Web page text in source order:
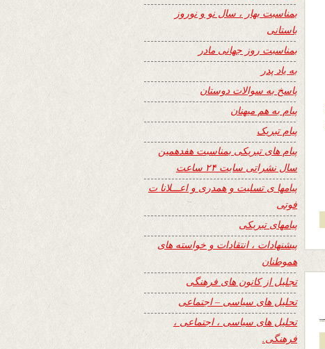
بمناسبت بهار ، سال نو و نوروز
باستانی
بمناسبت روز جهانی مادر
به یاد پدر
پاسخ به سوالات دوستان
پیام به هم میهنان
پیام تبریک
پیام های تبریکی بمناسبت هفدهمین
سال نشراتی سایت ۲۴ ساعت
پیامها ی تسلیت و همدری و اعـــلانا ت
فوتی
پیامهای تبریکی
پیشنهادات ، انتقادات و خواسته های
هموطنان
تجلیل از کانون های فرهنگی
تحلیل های سیاسی – اجتماعی
تحلیل های سیاسی ، اجتماعی ،
فرهنگی.